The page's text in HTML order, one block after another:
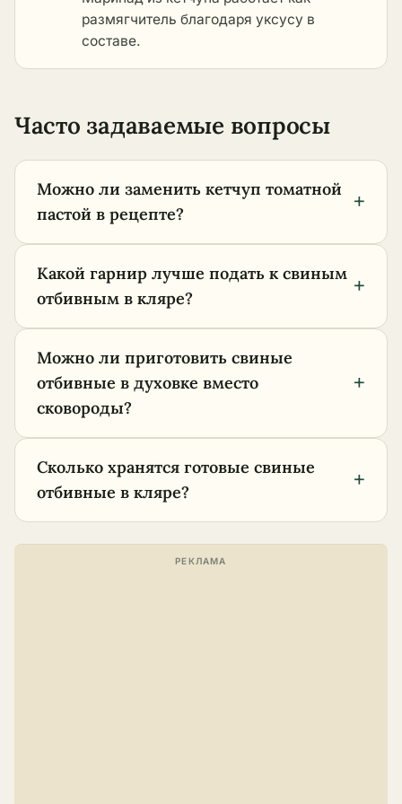
размягчитель благодаря уксусу в
составе.
Часто задаваемые вопросы
Можно ли заменить кетчуп томатной
пастой в рецепте?
+
Какой гарнир лучше подать к свиным
отбивным в кляре?
+
Можно ли приготовить свиные
отбивные в духовке вместо
сковороды?
+
Сколько хранятся готовые свиные
отбивные в кляре?
+